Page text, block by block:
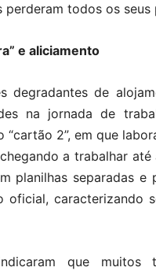
todos os
e aliciamento
degradantes de
na jornada de
“cartão 2”, em que
a trabalhar
planilhas separadas e
oficial, caracterizando
que muitos